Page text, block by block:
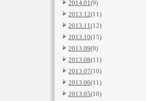
2014.01(9)
2013.12(11)
2013.11(12)
2013.10(15)
2013.09(9)
2013.08(11)
2013.07(10)
2013.06(11)
2013.05(10)